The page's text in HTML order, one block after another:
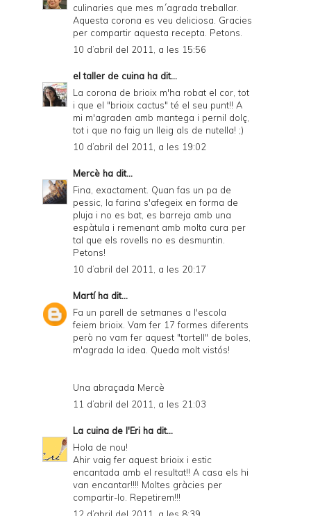
culinaries que mes m´agrada treballar.
Aquesta corona es veu deliciosa. Gracies
per compartir aquesta recepta. Petons.
10 d’abril del 2011, a les 15:56
el taller de cuina ha dit...
La corona de brioix m'ha robat el cor, tot
i que el "brioix cactus" té el seu punt!! A
mi m'agraden amb mantega i pernil dolç,
tot i que no faig un lleig als de nutella! ;)
10 d’abril del 2011, a les 19:02
Mercè ha dit...
Fina, exactament. Quan fas un pa de
pessic, la farina s'afegeix en forma de
pluja i no es bat, es barreja amb una
espàtula i remenant amb molta cura per
tal que els rovells no es desmuntin.
Petons!
10 d’abril del 2011, a les 20:17
Martíha dit...
Fa un parell de setmanes a l'escola
feiem brioix. Vam fer 17 formes diferents
però no vam fer aquest "tortell" de boles,
m'agrada la idea. Queda molt vistós!
Una abraçada Mercè
11 d’abril del 2011, a les 21:03
La cuina de l'Eri ha dit...
Hola de nou!
Ahir vaig fer aquest brioix i estic
encantada amb el resultat!! A casa els hi
van encantar!!!! Moltes gràcies per
compartir-lo. Repetirem!!!